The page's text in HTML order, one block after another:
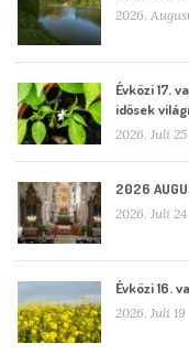
2026.
Évközi 17.
idősek
2026. Juli 25
2026
2026. Juli 24
Évközi 16.
2026. Juli 19